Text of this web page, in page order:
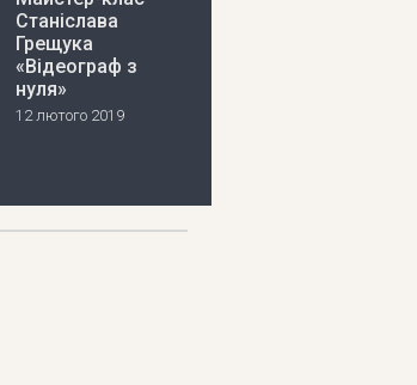
Станіслава
Грещука
«Відеограф з
нуля»
12 лютого 2019